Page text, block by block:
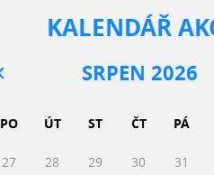
KALENDÁŘ
SRPEN 2026
PO ÚT ST ČT PÁ
27 28 29 30 31